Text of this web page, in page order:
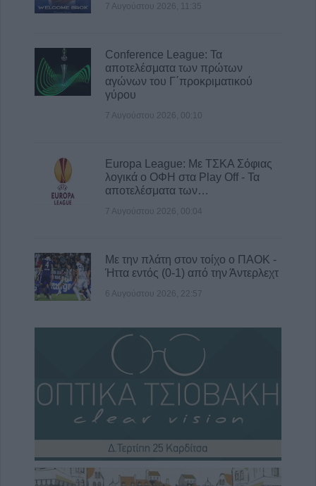
7 Αυγούστου 2026, 11:35
Conference League: Τα
αποτελέσματα των πρώτων
αγώνων του Γ΄προκριματικού
γύρου
7 Αυγούστου 2026, 00:10
Europa League: Με ΤΣΚΑ Σόφιας
λογικά ο ΟΦΗ στα Play Off - Τα
αποτελέσματα των…
7 Αυγούστου 2026, 00:04
Με την πλάτη στον τοίχο ο ΠΑΟΚ -
Ήττα εντός (0-1) από την Άντερλεχτ
6 Αυγούστου 2026, 22:57